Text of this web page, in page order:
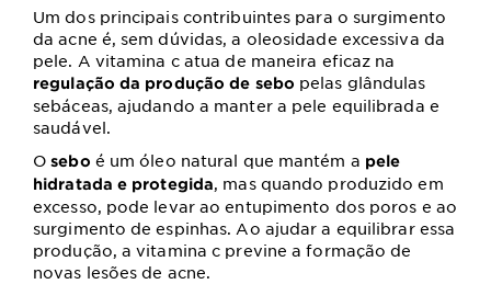
Um dos principais contribuintes para o surgimento
da acne é, sem dúvidas, a oleosidade excessiva da
pele. A vitamina c atua de maneira eficaz na
regulação da produção de sebo pelas glândulas
sebáceas, ajudando a manter a pele equilibrada e
saudável.
Osebo é um óleo natural que mantém a pele
hidratada e protegida, mas quando produzido em
excesso, pode levar ao entupimento dos poros e ao
surgimento de espinhas. Ao ajudar a equilibrar essa
produção, a vitamina c previne a formação de
novas lesões de acne.